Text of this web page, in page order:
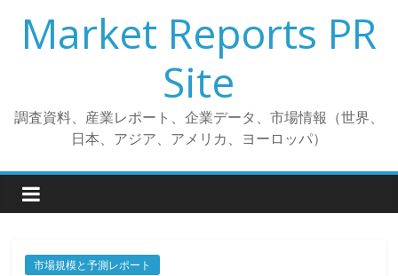
プ
Market Reports PR
Site
調査資料、産業レポート、企業データ、市場情報（世界、
日本、アジア、アメリカ、ヨーロッパ）
市場規模と予測レポート